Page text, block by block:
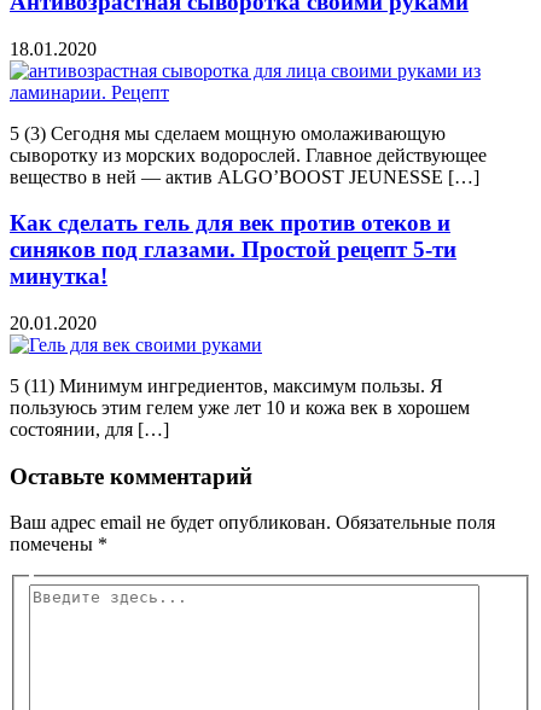
18.01.2020
5 (3) Сегодня мы сделаем мощную омолаживающую
сыворотку из морских водорослей. Главное действующее
вещество в ней — актив ALGO’BOOST JEUNESSE […]
Как сделать гель для век против отеков и
синяков под глазами. Простой рецепт 5-ти
минутка!
20.01.2020
5 (11) Минимум ингредиентов, максимум пользы. Я
пользуюсь этим гелем уже лет 10 и кожа век в хорошем
состоянии, для […]
Оставьте комментарий
Ваш адрес email не будет опубликован. Обязательные поля
помечены *
Введите